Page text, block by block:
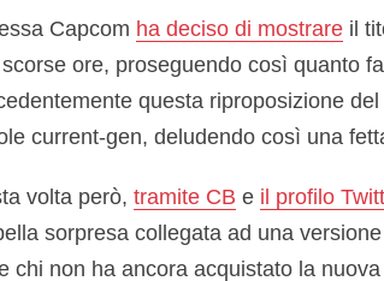
Capcom ha deciso di mostrareil
ore, proseguendo così quanto
questa riproposizione
current-gen, deludendo così una
volta però, tramite CB e il profilo
sorpresa collegata ad una
chi non ha ancora acquistato la